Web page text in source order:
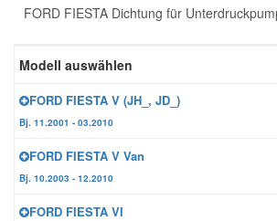
FORD FIESTA Dichtung für
Modell auswählen
FORD FIESTA V (JH_, JD_)
Bj. 11.2001 - 03.2010
FORD FIESTA V Van
Bj. 10.2003 - 12.2010
FORD FIESTA VI
Reparatur-Zubehör
Schlüsselgehäuse
Winter-Autozubehör